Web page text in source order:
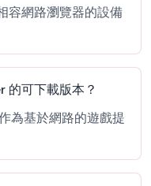
容網路瀏覽器的設備
的可下載版本？
為基於網路的遊戲提